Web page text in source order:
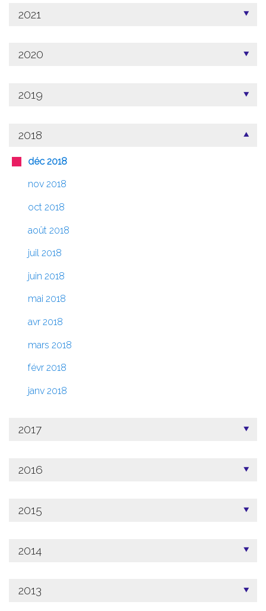
2021
2020
2019
2018
déc 2018
nov 2018
oct 2018
août 2018
juil 2018
juin 2018
mai 2018
avr 2018
mars 2018
févr 2018
janv 2018
2017
2016
2015
2014
2013